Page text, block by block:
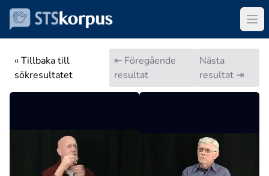
« Tillbaka till
sökresultatet
⇤ Föregående
resultat
Nästa
resultat ⇥